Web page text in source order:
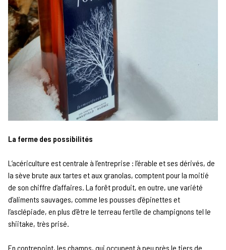
La ferme des possibilités
L’acériculture est centrale à l’entreprise : l’érable et ses dérivés, de
la sève brute aux tartes et aux granolas, comptent pour la moitié
de son chiffre d’affaires. La forêt produit, en outre, une variété
d’aliments sauvages, comme les pousses d’épinettes et
l’asclépiade, en plus d’être le terreau fertile de champignons tel le
shiitake, très prisé.
En contrepoint, les champs, qui occupent à peu près le tiers de